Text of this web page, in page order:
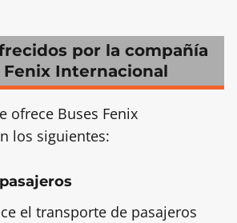
por la compañía
Fenix Internacional
ofrece Buses Fenix
los siguientes:
el transporte de pasajeros